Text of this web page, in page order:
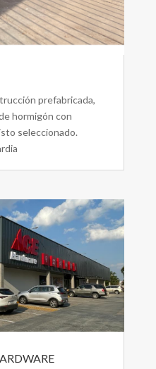
prefabricada,
hormigón con
seleccionado.